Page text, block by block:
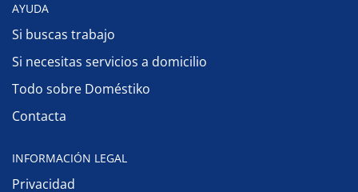
AYUDA
Si buscas trabajo
Si necesitas servicios a domicilio
Todo sobre Doméstiko
Contacta
INFORMACIÓN LEGAL
Privacidad